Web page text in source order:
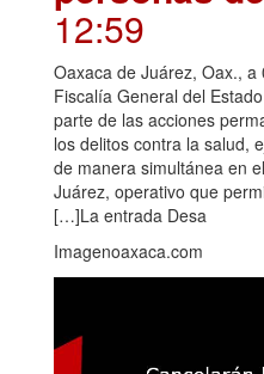
12:59
Oaxaca de Juárez, Oax.,
Fiscalía General del
parte de las acciones
los delitos contra la salud,
de manera simultánea en
Juárez, operativo que
[…]La entrada Desa
Imagenoaxaca.com